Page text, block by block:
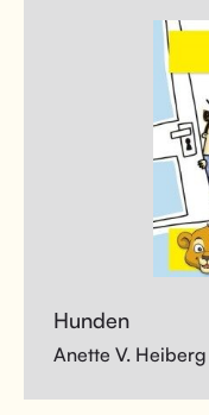
Hunden
Anette V. Heiberg